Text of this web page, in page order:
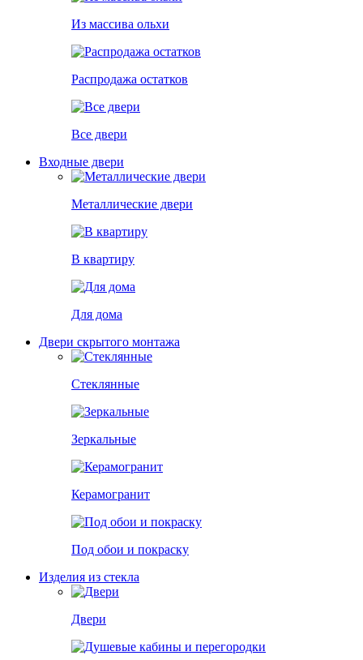
Из массива ольхи
Распродажа остатков
Все двери
Входные двери
Металлические двери
В квартиру
Для дома
Двери скрытого монтажа
Стеклянные
Зеркальные
Керамогранит
Под обои и покраску
Изделия из стекла
Двери